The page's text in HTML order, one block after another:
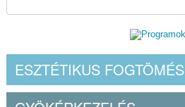
ESZTÉTIKUS FOGTÖMÉS